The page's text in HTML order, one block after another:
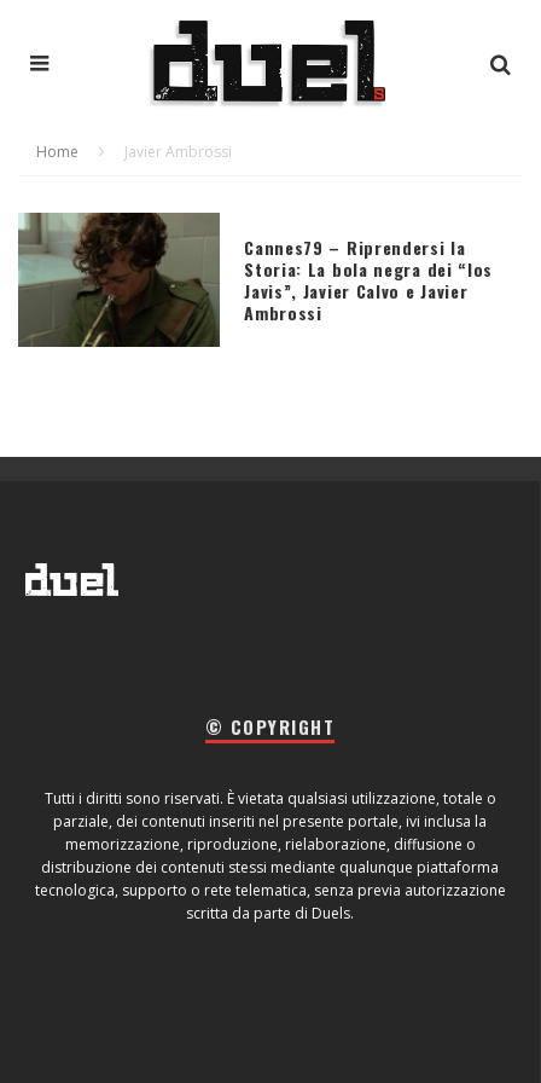
Home Javier Ambrossi
Cannes79 – Riprendersi la
Storia: La bola negra dei “los
Javis”, Javier Calvo e Javier
Ambrossi
© COPYRIGHT
Tutti i diritti sono riservati. È vietata qualsiasi utilizzazione, totale o
parziale, dei contenuti inseriti nel presente portale, ivi inclusa la
memorizzazione, riproduzione, rielaborazione, diffusione o
distribuzione dei contenuti stessi mediante qualunque piattaforma
tecnologica, supporto o rete telematica, senza previa autorizzazione
scritta da parte di Duels.